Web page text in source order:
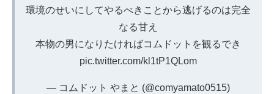
環境のせいにしてやるべきことから逃げるのは完全
なる甘え
本物の男になりたければコムドットを観るでき
pic.twitter.com/kl1tP1QLom
— コムドット やまと (@comyamato0515)